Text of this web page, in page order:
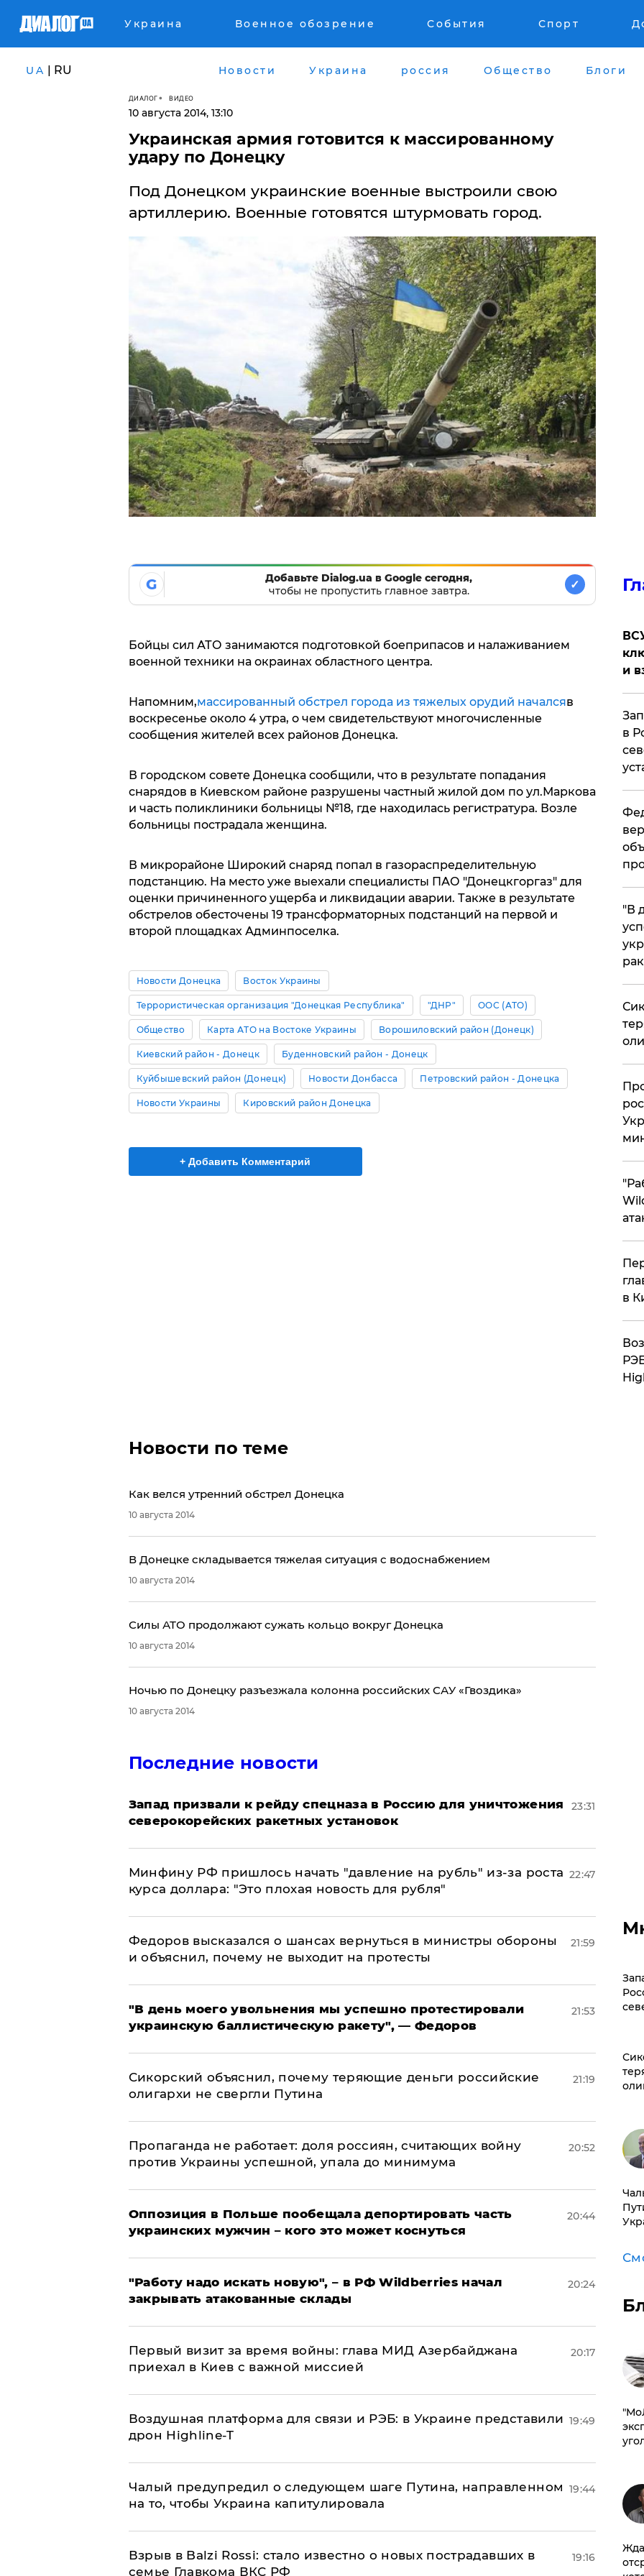
Украина Военное обозрение События Спорт
UA | RU Новости Украина россия Общество Блоги
ДИАЛОГ ВИДЕО
10 августа 2014, 13:10
Украинская армия готовится к массированному
удару по Донецку
Под Донецком украинские военные выстроили свою
артиллерию. Военные готовятся штурмовать город.
G
Добавьте Dialog.ua в Google сегодня,
чтобы не пропустить главное завтра.
✓
Бойцы сил АТО занимаются подготовкой боеприпасов и налаживанием
военной техники на окраинах областного центра.
Напомним,массированный обстрел города из тяжелых орудий началсяв
воскресенье около 4 утра, о чем свидетельствуют многочисленные
сообщения жителей всех районов Донецка.
В городском совете Донецка сообщили, что в результате попадания
снарядов в Киевском районе разрушены частный жилой дом по ул.Маркова
и часть поликлиники больницы №18, где находилась регистратура. Возле
больницы пострадала женщина.
В микрорайоне Широкий снаряд попал в газораспределительную
подстанцию. На место уже выехали специалисты ПАО "Донецкгоргаз" для
оценки причиненного ущерба и ликвидации аварии. Также в результате
обстрелов обесточены 19 трансформаторных подстанций на первой и
второй площадках Админпоселка.
Новости Донецка Восток Украины
Террористическая организация "Донецкая Республика" "ДНР" ООС (АТО)
Общество Карта АТО на Востоке Украины Ворошиловский район (Донецк)
Киевский район - Донецк Буденновский район - Донецк
Куйбышевский район (Донецк) Новости Донбасса Петровский район - Донецка
Новости Украины Кировский район Донецка
+ Добавить Комментарий
Новости по теме
Как велся утренний обстрел Донецка
10 августа 2014
В Донецке складывается тяжелая ситуация с водоснабжением
10 августа 2014
Силы АТО продолжают сужать кольцо вокруг Донецка
10 августа 2014
Ночью по Донецку разъезжала колонна российских САУ «Гвоздика»
10 августа 2014
Последние новости
Запад призвали к рейду спецназа в Россию для уничтожения
северокорейских ракетных установок
23:31
Минфину РФ пришлось начать "давление на рубль" из-за роста
курса доллара: "Это плохая новость для рубля"
22:47
Федоров высказался о шансах вернуться в министры обороны
и объяснил, почему не выходит на протесты
21:59
​"В день моего увольнения мы успешно протестировали
украинскую баллистическую ракету", — Федоров
21:53
Сикорский объяснил, почему теряющие деньги российские
олигархи не свергли Путина
21:19
​Пропаганда не работает: доля россиян, считающих войну
против Украины успешной, упала до минимума
20:52
Оппозиция в Польше пообещала депортировать часть
украинских мужчин – кого это может коснуться
20:44
"Работу надо искать новую", – в РФ Wildberries начал
закрывать атакованные склады
20:24
Первый визит за время войны: глава МИД Азербайджана
приехал в Киев с важной миссией
20:17
Воздушная платформа для связи и РЭБ: в Украине представили
дрон Highline-T
19:49
Чалый предупредил о следующем шаге Путина, направленном
на то, чтобы Украина капитулировала
19:44
Взрыв в Balzi Rossi: стало известно о новых пострадавших в
семье Главкома ВКС РФ
19:16
и
в
​"В
в